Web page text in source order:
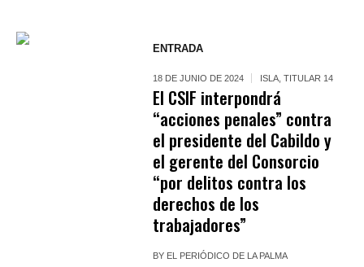
ENTRADA
18 DE JUNIO DE 2024 ISLA ,TITULAR 14
El CSIF interpondrá
“acciones penales” contra
el presidente del Cabildo y
el gerente del Consorcio
“por delitos contra los
derechos de los
trabajadores”
BY EL PERIÓDICO DE LA PALMA